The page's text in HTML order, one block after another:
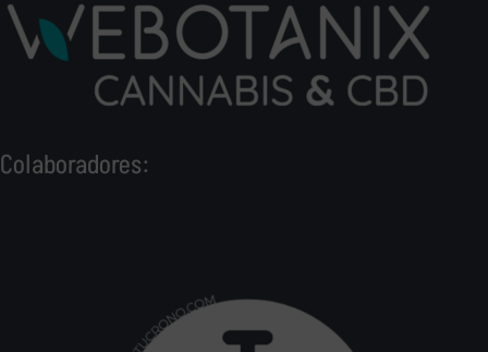
Colaboradores: